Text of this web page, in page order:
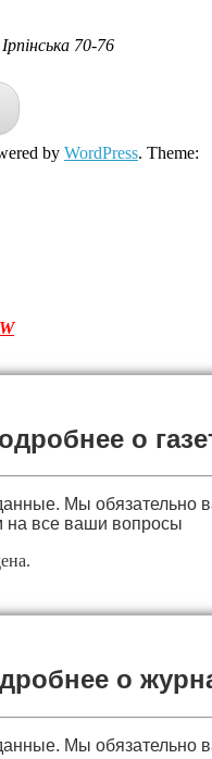
70-76
by WordPress. Theme:
о
Мы обязательно
на все ваши вопросы
о
Мы обязательно